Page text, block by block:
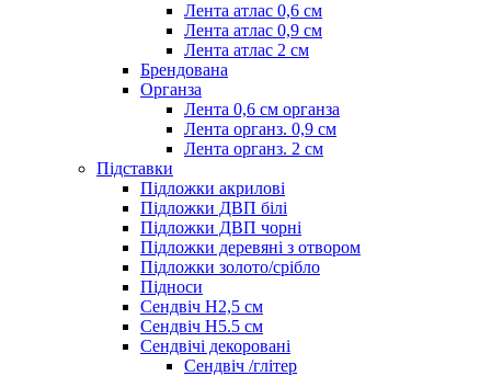
Лента атлас 0,6 см
Лента атлас 0,9 см
Лента атлас 2 см
Брендована
Органза
Лента 0,6 см органза
Лента органз. 0,9 см
Лента органз. 2 см
Підставки
Підложки акрилові
Підложки ДВП білі
Підложки ДВП чорні
Підложки деревяні з отвором
Підложки золото/срібло
Підноси
Сендвіч H2,5 см
Сендвіч H5.5 см
Сендвічі декоровані
Сендвіч /глітер